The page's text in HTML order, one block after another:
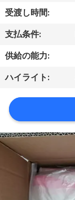
つ
い
て
工
場
ツ
ア
受渡し時間:
支払条件:
供給の能力:
ハイライト: